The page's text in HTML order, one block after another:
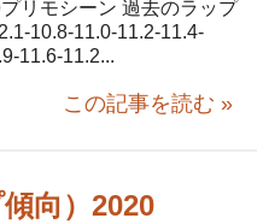
リモシーン 過去のラップ
10.8-11.0-11.2-11.4-
11.6-11.2...
この記事を読む »
向）2020